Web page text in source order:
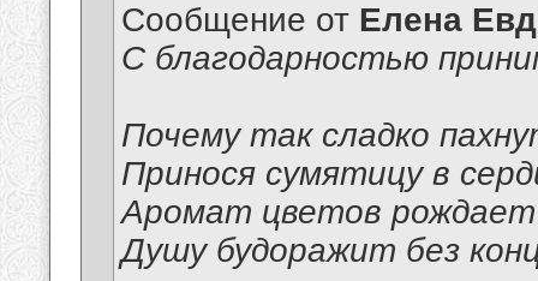
Сообщение от Елена
С благодарностью
Почему так сладко
Принося сумятицу в
Аромат цветов рождает
Душу будоражит без